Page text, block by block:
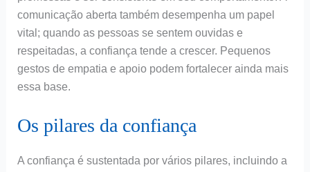
comunicação aberta também desempenha um papel
vital; quando as pessoas se sentem ouvidas e
respeitadas, a confiança tende a crescer. Pequenos
gestos de empatia e apoio podem fortalecer ainda mais
essa base.
Os pilares da confiança
A confiança é sustentada por vários pilares, incluindo a